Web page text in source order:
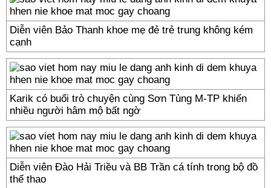
Diễn viên Bảo Thanh khoe mẹ đẻ trẻ trung không kém
cạnh
Karik có buổi trò chuyện cùng Sơn Tùng M-TP khiến
nhiều người hâm mộ bất ngờ
Diễn viên Đào Hải Triều và BB Trần cá tính trong bộ đồ
thể thao